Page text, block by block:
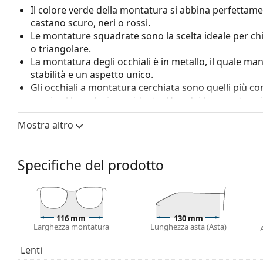
Il colore verde della montatura si abbina
castano scuro, neri o rossi.
Le montature squadrate sono la scelta ideale per
o triangolare.
La montatura degli occhiali è in metallo, il quale
stabilità e un aspetto unico.
Gli occhiali a montatura cerchiata sono quelli più
grazie al loro design evidente. Uno dei loro
racchiudono completamente la lente e
a tutte le lenti, comprese quelle con maggiore
regolazione dei naselli deve essere sempre
causati da un trattamento non professionale.
Accessori
Consegniamo gli occhiali nella loro custodia
variare.
Esplora l'intera gamma di
Mostra altro
Specifiche del prodotto
116 mm
Larghezza montatura
130 mm
Lunghezza asta (Asta)
Lenti